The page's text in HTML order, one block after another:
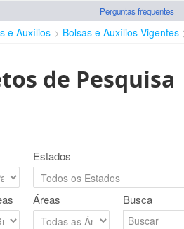
Perguntas frequentes
e Auxílios Bolsas e Auxílios Vigentes
de Pesquisa
Estados
Áreas Busca